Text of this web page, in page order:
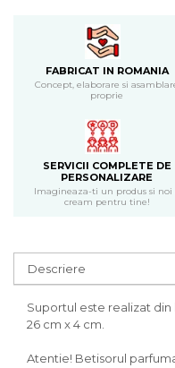
CERCEI ZAMAC
Ateliere - planse cu
FABRICAT IN ROMANIA
Concept, elaborare si
proprie
SERVICII COMPLETE DE
PERSONALIZARE
Imagineaza-ti un produs si noi
cream pentru tine!
Descriere
Suportul este realizat
26 cm x 4 cm.
Atentie! Betisorul